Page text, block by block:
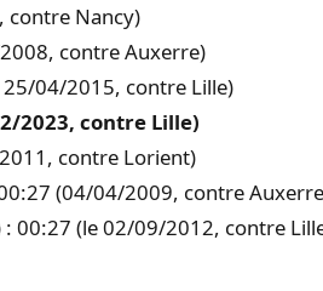
contre Nancy)
contre Auxerre)
25/04/2015, contre Lille)
2023, contre Lille)
contre Lorient)
(04/04/2009, contre
00:27 (le 02/09/2012, contre